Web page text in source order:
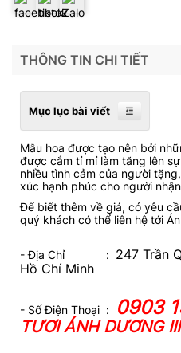
THÔNG TIN CHI TIẾT
Mục lục bài viết
Mẫu hoa được tạo nên bởi
được cắm tỉ mỉ làm tăng lên
nhiều tình cảm của người
xúc hạnh phúc cho người
Để biết thêm về giá, có yêu
quý khách có thể liên hệ tới
- Địa Chỉ : 247 Trần
Hồ Chí Minh
- Số Điện Thoại : 0903
TƯƠI ÁNH DƯƠNG III